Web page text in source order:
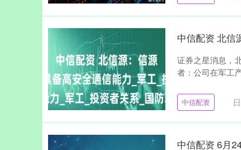
中信配资 北信
证券之星消息，
者：公司在军工
中信配资
中信配资 6月